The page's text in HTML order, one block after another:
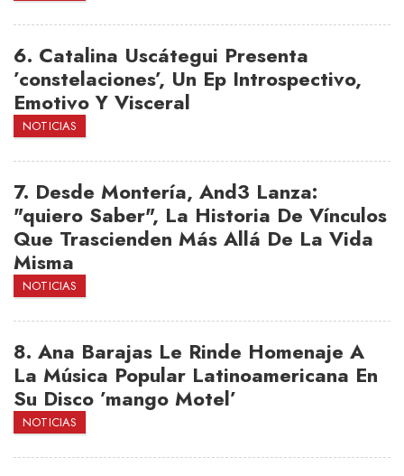
6. Catalina Uscátegui Presenta
’constelaciones’, Un Ep Introspectivo,
Emotivo Y Visceral
NOTICIAS
7. Desde Montería, And3 Lanza:
"quiero Saber", La Historia De Vínculos
Que Trascienden Más Allá De La Vida
Misma
NOTICIAS
8. Ana Barajas Le Rinde Homenaje A
La Música Popular Latinoamericana En
Su Disco ’mango Motel’
NOTICIAS